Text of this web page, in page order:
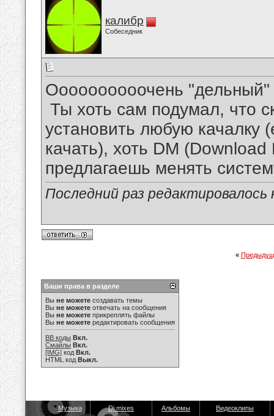
калибр
Собеседник
Оооооооооочень "дельный"
Ты хоть сам подумал, что
установить любую
качать), хоть DM
предлагаешь менять
Последний раз редактировалось
«
Ваши права в разделе
Вы не можете создавать темы
Вы не можете отвечать на сообщения
Вы не можете прикреплять файлы
Вы не можете редактировать сообщения
BB коды Вкл.
Смайлы Вкл.
[IMG] код Вкл.
HTML код Выкл.
Музыка Dj mixes Альбомы Видеоклипы